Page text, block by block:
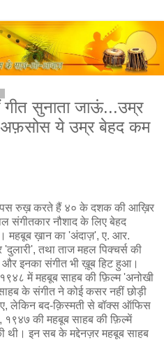
सुनाता जाऊं...उम्र
अफ़सोस ये उम्र बेहद कम
रुख़ करते हैं ४० के दशक की आख़िर
संगीतकार नौशाद के लिए बेहद
महबूब ख़ान का 'अंदाज़', ए. आर.
'दुलारी', तथा ताज महल पिक्चर्स की
और इनका संगीत भी ख़ूब हिट हुआ।
में महबूब साहब की फ़िल्म 'अनोखी
के संगीत ने कोई कसर नहीं छोड़ी
लेकिन बद-क़िस्मती से बॉक्स ऑफिस
१९४७ की महबूब साहब की फ़िल्में
थी। इन सब के मद्देनज़र महबूब साहब